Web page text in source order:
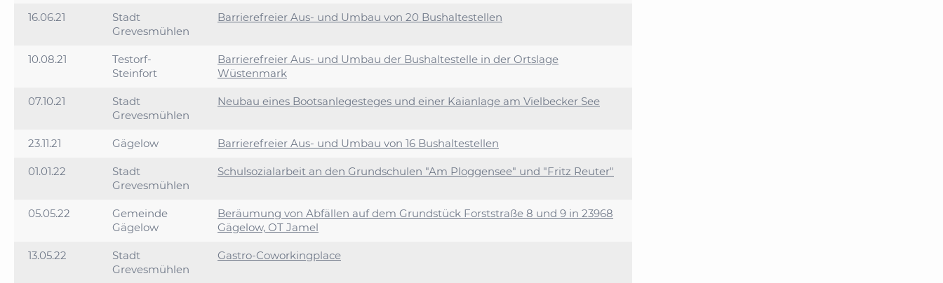
16.06.21
Stadt
Grevesmühlen
Barrierefreier Aus- und Umbau von 20 Bushaltestellen
10.08.21
Testorf-
Steinfort
Barrierefreier Aus- und Umbau der Bushaltestelle in der Ortslage
Wüstenmark
07.10.21
Stadt
Grevesmühlen
Neubau eines Bootsanlegesteges und einer Kaianlage am Vielbecker See
23.11.21 Gägelow Barrierefreier Aus- und Umbau von 16 Bushaltestellen
01.01.22
Stadt
Grevesmühlen
Schulsozialarbeit an den Grundschulen "Am Ploggensee" und "Fritz Reuter"
05.05.22
Gemeinde
Gägelow
Beräumung von Abfällen auf dem Grundstück Forststraße 8 und 9 in 23968
Gägelow, OT Jamel
13.05.22
Stadt
Grevesmühlen
Gastro-Coworkingplace